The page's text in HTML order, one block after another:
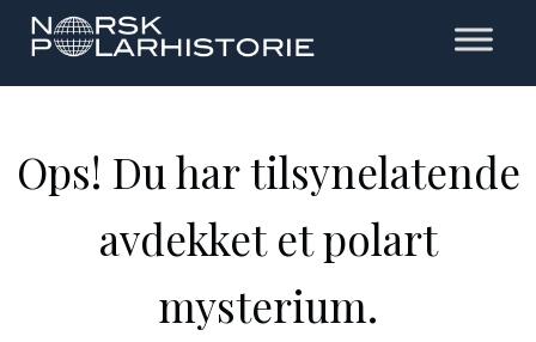
Hopp
hovedinnholdet
Polarhistorie
Ops! Du har tilsynelatende
avdekket et polart
mysterium.